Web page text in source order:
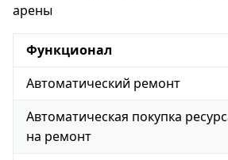
арены
Функционал
Автоматический ремонт
Автоматическая покупка
на ремонт